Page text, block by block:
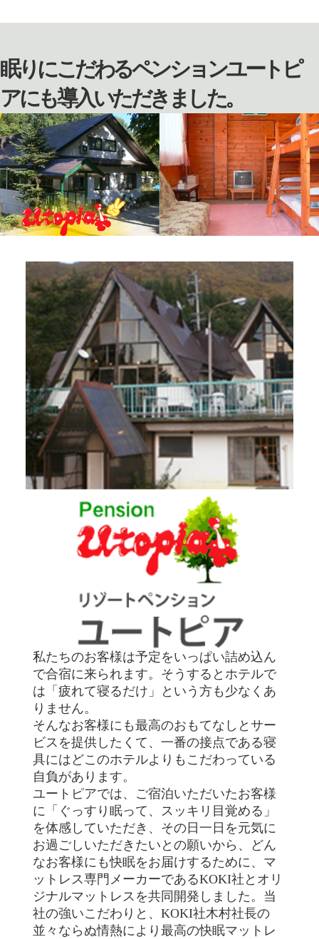
眠りにこだわるペンションユートピ
アにも導入いただきました。
私たちのお客様は予定をいっぱい詰め込ん
で合宿に来られます。そうするとホテルで
は「疲れて寝るだけ」という方も少なくあ
りません。
そんなお客様にも最高のおもてなしとサー
ビスを提供したくて、一番の接点である寝
具にはどこのホテルよりもこだわっている
自負があります。
ユートピアでは、ご宿泊いただいたお客様
に「ぐっすり眠って、スッキリ目覚める」
を体感していただき、その日一日を元気に
お過ごしいただきたいとの願いから、どん
なお客様にも快眠をお届けするために、マ
ットレス専門メーカーであるKOKI社とオリ
ジナルマットレスを共同開発しました。当
社の強いこだわりと、KOKI社木村社長の
並々ならぬ情熱により最高の快眠マットレ